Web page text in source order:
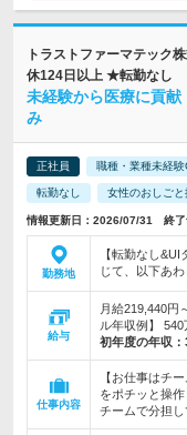
トラストファーマテック
休124日以上 ★転勤なし
未経験から医療に貢
み
正社員 職種・業種未経験
転勤なし 女性のおしごと
情報更新日：2026/07/31 終
勤務地
【転勤なし
じて、以下あ
給与
月給219,440円
ル年収例】
初年度の年収：
仕事内容
【お仕事はチ
をポチッと操
チームで分担し